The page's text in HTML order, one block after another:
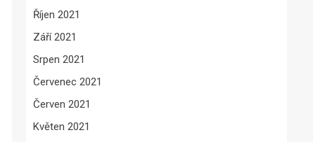
Říjen 2021
Září 2021
Srpen 2021
Červenec 2021
Červen 2021
Květen 2021